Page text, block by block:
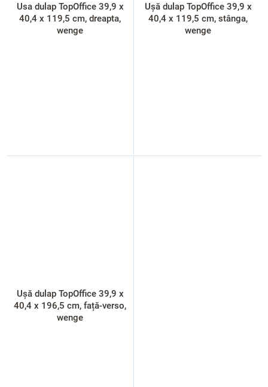
Usa dulap TopOffice 39,9 x
40,4 x 119,5 cm, dreapta,
wenge
Ușă dulap TopOffice 39,9 x
40,4 x 119,5 cm, stânga,
wenge
Ușă dulap TopOffice 39,9 x
40,4 x 196,5 cm, față-verso,
wenge